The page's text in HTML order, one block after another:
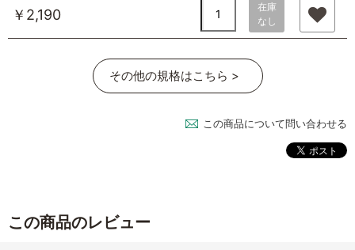
￥2,190
在庫
なし
その他の規格はこちら >
この商品について問い合わせる
この商品のレビュー